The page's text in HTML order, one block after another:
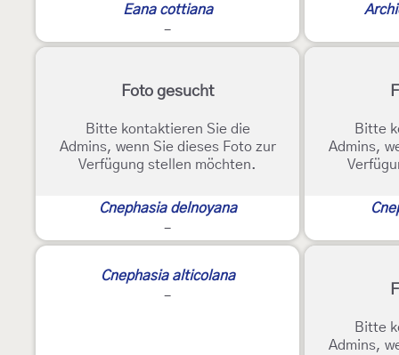
Eana cottiana
-
Foto gesucht
Bitte kontaktieren Sie die
Admins, wenn Sie dieses Foto zur
Verfügung stellen möchten.
Cnephasia delnoyana
-
Bitte
Admins,
Cnephasia alticolana
-
Bitte
Admins,